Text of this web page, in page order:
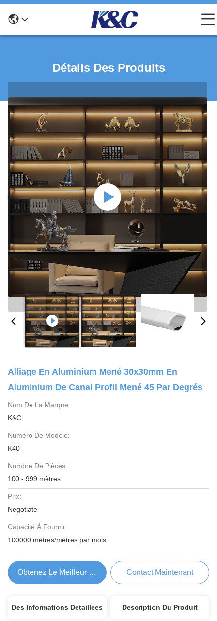
Détails Des Produits
Alliage En Aluminium Mené 30x30mm En
Aluminium De Canal Profil Mené 45 Par Degrés
Nom De La Marque:
K&C
Numéro De Modèle:
K40
Nombre De Pièces:
100 - 999 mètres
Prix:
Negotiate
Capacité À Fournir:
100000 mètres/mètres par mois
Obtenez Le Meilleur Prix Contact Maintenant
Des Informations Détaillées Description Du Produit